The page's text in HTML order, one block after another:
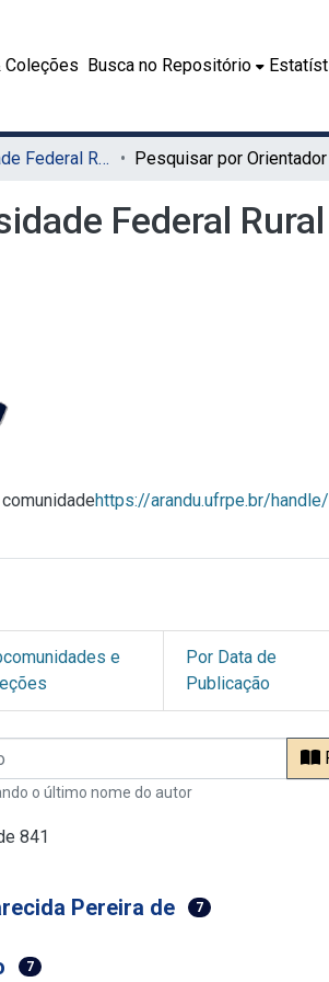
Coleções Busca no Repositório
01. Universidade Federal Rural de Pernambuco - UFRPE (Sede) Pesquisar por Orientador
Federal
https://arandu.ufrpe.br/
e
Por Data de
Publicação
o último nome do autor
841
Pereira de 7
7